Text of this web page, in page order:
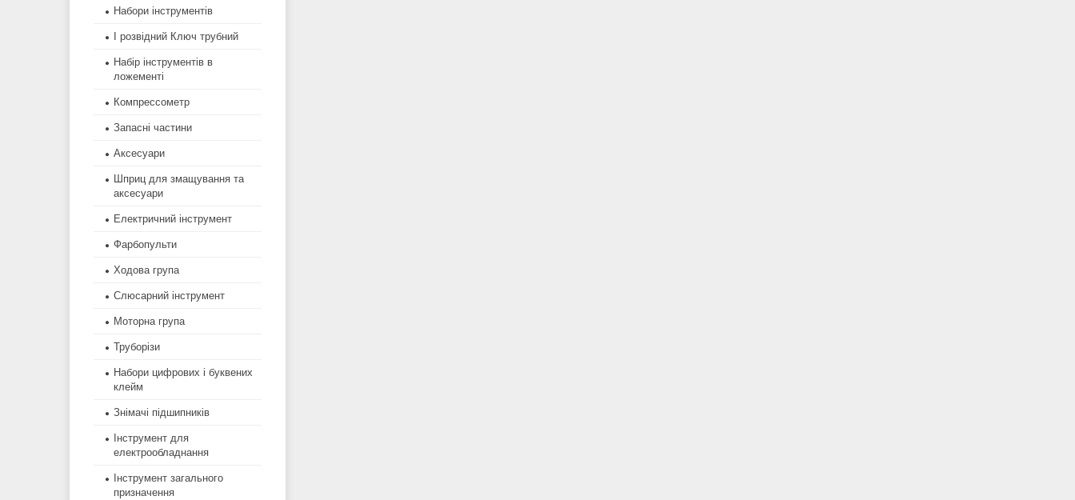
Набори інструментів
І розвідний Ключ трубний
Набір інструментів в
ложементі
Компрессометр
Запасні частини
Аксесуари
Шприц для змащування та
аксесуари
Електричний інструмент
Фарбопульти
Ходова група
Слюсарний інструмент
Моторна група
Труборізи
Набори цифрових і буквених
клейм
Знімачі підшипників
Інструмент для
електрообладнання
Інструмент загального
призначення